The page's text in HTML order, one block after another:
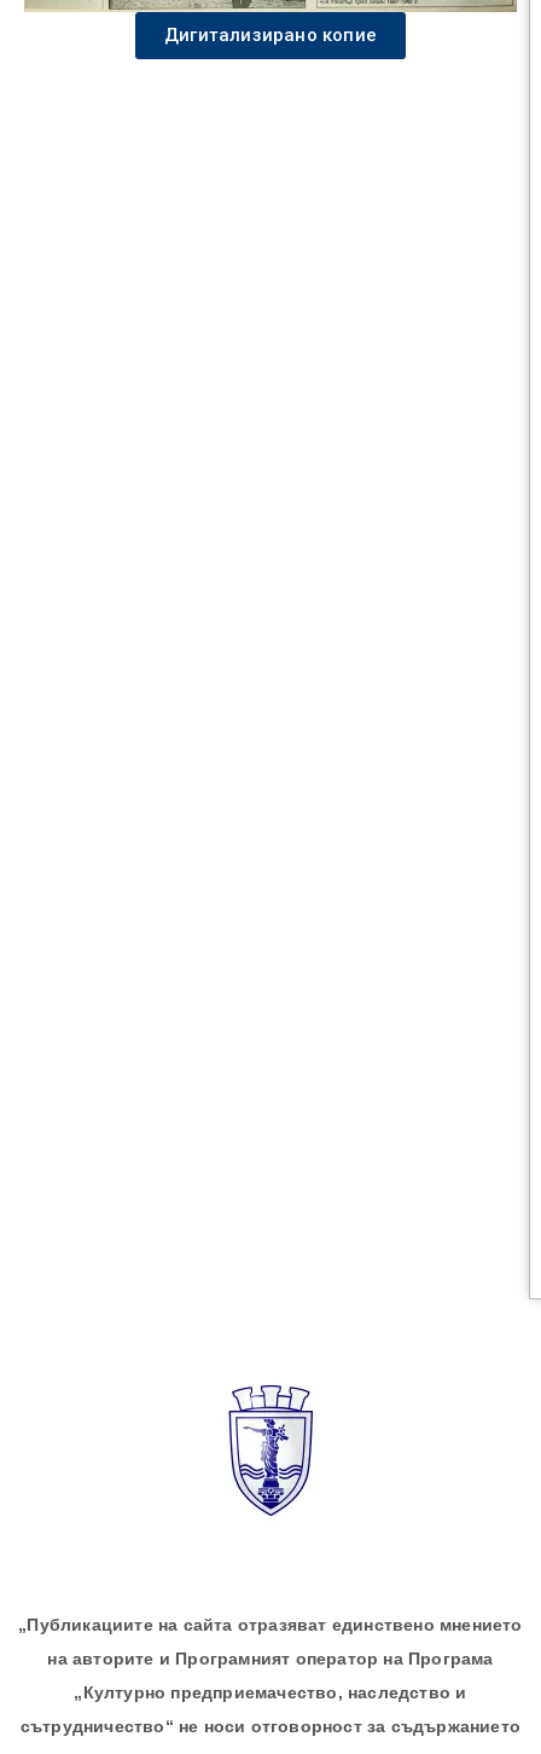
Дигитализирано копие
„Публикациите на сайта отразяват единствено мнението
на авторите и Програмният оператор на Програма
„Културно предприемачество, наследство и
сътрудничество“ не носи отговорност за съдържанието